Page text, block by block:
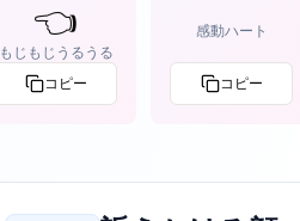
👈
もじもじうるうる
コピー
感動ハート
コピー